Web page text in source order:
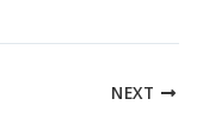
NEXT